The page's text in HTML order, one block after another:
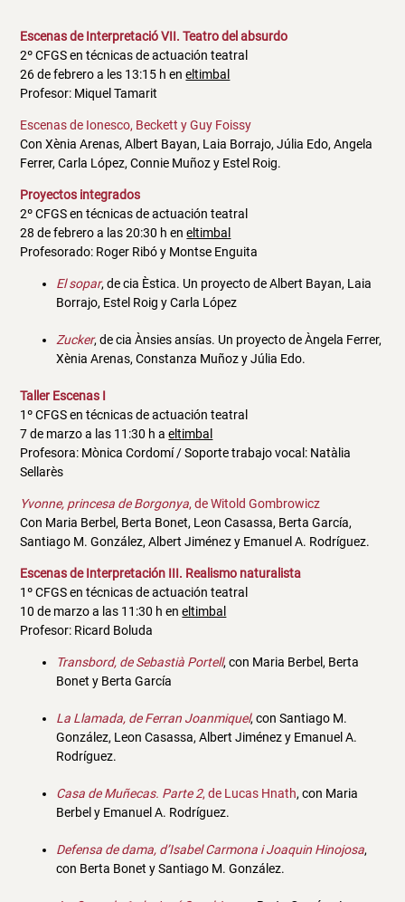
Escenas de Interpretació VII. Teatro del absurdo
2º CFGS en técnicas de actuación teatral
26 de febrero a les 13:15 h eneltimbal
Profesor: Miquel Tamarit
Escenas de Ionesco, Beckett y Guy Foissy
Con Xènia Arenas, Albert Bayan, Laia Borrajo, Júlia Edo, Angela
Ferrer, Carla López, Connie Muñoz y Estel Roig.
Proyectos integrados
2º CFGS en técnicas de actuación teatral
28 de febrero a las 20:30 h eneltimbal
Profesorado: Roger Ribó y Montse Enguita
El sopar, de cia Èstica. Un proyecto de Albert Bayan, Laia
Borrajo, Estel Roig y Carla López
Zucker, de cia Ànsies ansías. Un proyecto de Àngela Ferrer,
Xènia Arenas, Constanza Muñoz y Júlia Edo.
Taller Escenas I
1º CFGS en técnicas de actuación teatral
7 de marzo a las 11:30 h aeltimbal
Profesora: Mònica Cordomí / Soporte trabajo vocal: Natàlia
Sellarès
Yvonne, princesa de Borgonya, de Witold Gombrowicz
Con Maria Berbel, Berta Bonet, Leon Casassa, Berta García,
Santiago M. González, Albert Jiménez y Emanuel A. Rodríguez.
Escenas de Interpretación III. Realismo naturalista
1º CFGS en técnicas de actuación teatral
10 de marzo a las 11:30 h eneltimbal
Profesor: Ricard Boluda
Transbord, de Sebastià Portell, con Maria Berbel, Berta
Bonet y Berta García
La Llamada, de Ferran Joanmiquel, con Santiago M.
González, Leon Casassa, Albert Jiménez y Emanuel A.
Rodríguez.
Casa de Muñecas. Parte 2, de Lucas Hnath, con Maria
Berbel y Emanuel A. Rodríguez.
Defensa de dama, d’Isabel Carmona i Joaquin Hinojosa,
con Berta Bonet y Santiago M. González.